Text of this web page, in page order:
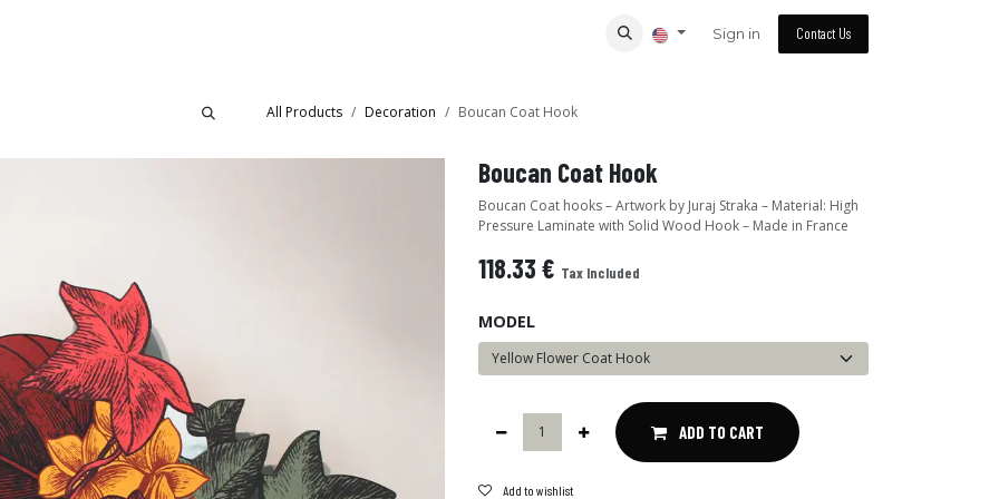
Sign in Contact Us
All Products Decoration Boucan Coat Hook
Boucan Coat Hook
Boucan Coat hooks – Artwork by Juraj Straka – Material: High
Pressure Laminate with Solid Wood Hook – Made in France
118.33 € Tax Included
MODEL
ADD TO CART
Add to wishlist